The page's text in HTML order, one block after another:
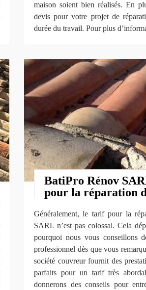
maison soient bien réalisés. En
devis pour votre projet de
durée du travail. Pour plus
BatiPro Rénov
pour la réparation
Généralement, le tarif pour la
SARL n’est pas colossal. Cela
pourquoi nous vous conseillons
professionnel dès que vous
société couvreur fournit des
parfaits pour un tarif très
donnerons des conseils pour